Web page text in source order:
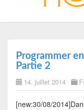
Programmer
Partie 2
14. juillet 2014
[new:30/08/